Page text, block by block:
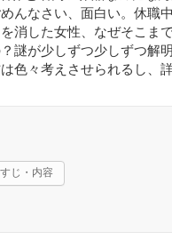
んなさい、面白い。休職
消した女性、なぜそこま
謎が少しずつ少しずつ解
色々考えさせられるし、
じ・内容